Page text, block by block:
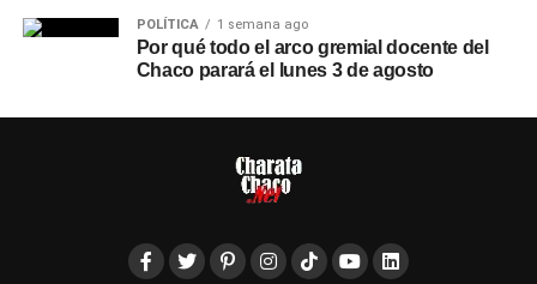
POLÍTICA 1 semana ago
Por qué todo el arco gremial docente del
Chaco parará el lunes 3 de agosto